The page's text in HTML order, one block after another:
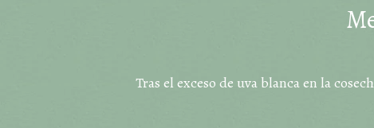
Tras el exceso de uva blanca en la